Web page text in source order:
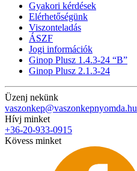
Gyakori kérdések
Elérhetőségünk
Viszonteladás
ÁSZF
Jogi információk
Ginop Plusz 1.4.3-24 “B”
Ginop Plusz 2.1.3-24
Üzenj nekünk
vaszonkep@vaszonkepnyomda.hu
Hívj minket
+36-20-933-0915
Kövess minket